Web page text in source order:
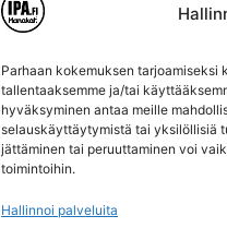
Parhaan kokemuksen
tallentaaksemme ja/tai
hyväksyminen antaa meille
selauskäyttäytymistä tai yksilöllisiä
jättäminen tai peruuttaminen voi
toimintoihin.
Hallinnoi palveluita